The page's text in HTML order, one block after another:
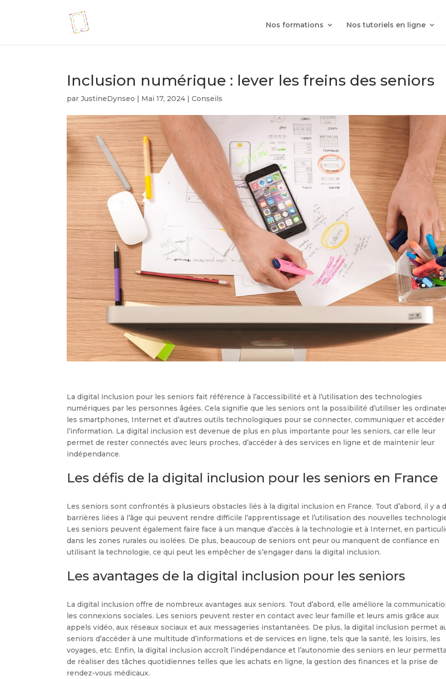
Nos formations Nos tutoriels en ligne
Inclusion numérique : lever les freins des seniors
parJustineDynseo | Mai 17, 2024 |Conseils
La digital inclusion pour les seniors fait référence à l’accessibilité et à l’utilisation des technologies
numériques par les personnes âgées. Cela signifie que les seniors ont la possibilité d’utiliser les
les smartphones, Internet et d’autres outils technologiques pour se connecter, communiquer et accéder
l’information. La digital inclusion est devenue de plus en plus importante pour les seniors, car elle leur
permet de rester connectés avec leurs proches, d’accéder à des services en ligne et de maintenir leur
indépendance.
Les défis de la digital inclusion pour les seniors en France
Les seniors sont confrontés à plusieurs obstacles liés à la digital inclusion en France. Tout d’abord, il y a
barrières liées à l’âge qui peuvent rendre difficile l’apprentissage et l’utilisation des nouvelles
Les seniors peuvent également faire face à un manque d’accès à la technologie et à Internet, en
dans les zones rurales ou isolées. De plus, beaucoup de seniors ont peur ou manquent de confiance en
utilisant la technologie, ce qui peut les empêcher de s’engager dans la digital inclusion.
Les avantages de la digital inclusion pour les seniors
La digital inclusion offre de nombreux avantages aux seniors. Tout d’abord, elle améliore la
les connexions sociales. Les seniors peuvent rester en contact avec leur famille et leurs amis grâce aux
appels vidéo, aux réseaux sociaux et aux messageries instantanées. De plus, la digital inclusion permet
seniors d’accéder à une multitude d’informations et de services en ligne, tels que la santé, les loisirs, les
voyages, etc. Enfin, la digital inclusion accroît l’indépendance et l’autonomie des seniors en leur
de réaliser des tâches quotidiennes telles que les achats en ligne, la gestion des finances et la prise de
rendez-vous médicaux.